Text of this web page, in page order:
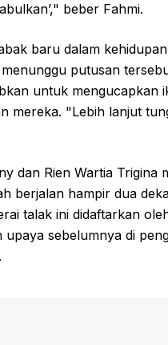
beber Fahmi.
baru dalam
putusan
untuk mengucapkan
mereka. "Lebih lanjut
dan Rien Wartia Trigina
berjalan hampir dua
talak ini didaftarkan
sebelumnya di